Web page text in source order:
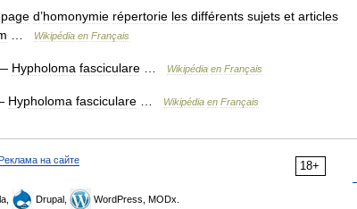
page d’homonymie répertorie les différents sujets et articles
Wikipédia en Français
Hypholoma fasciculare Wikipédia en Français
Hypholoma fasciculare Wikipédia en Français
18+
Реклама на сайте
Drupal, WordPress, MODx.